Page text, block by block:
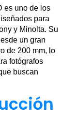
es uno de los
para
y Minolta. Su
un gran
de 200 mm, lo
fotógrafos
buscan